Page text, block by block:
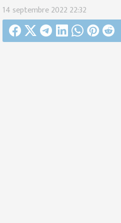
14 septembre 2022 22:32